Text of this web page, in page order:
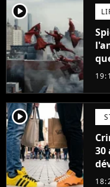
player2
player2
30